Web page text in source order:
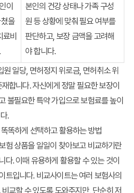
이
을
비
본인의 건강 상태나 가족 구성
원 등 상황에 맞춰 필요 여부를
판단하고, 보장 금액을 고려해
야 합니다.
원 일당, 면허정지 위로금, 면허취소 위
합니다. 자신에게 정말 필요한 보장이
불필요한 특약 가입으로 보험료를 높이
.
똑하게 선택하고 활용하는 방법
험상품을 일일이 찾아보고 비교하기란
다. 이때 유용하게 활용할 수 있는 것이
트입니다. 비교사이트는 여러 보험사의
교할 수 있도록 도와주지만, 단순히 저